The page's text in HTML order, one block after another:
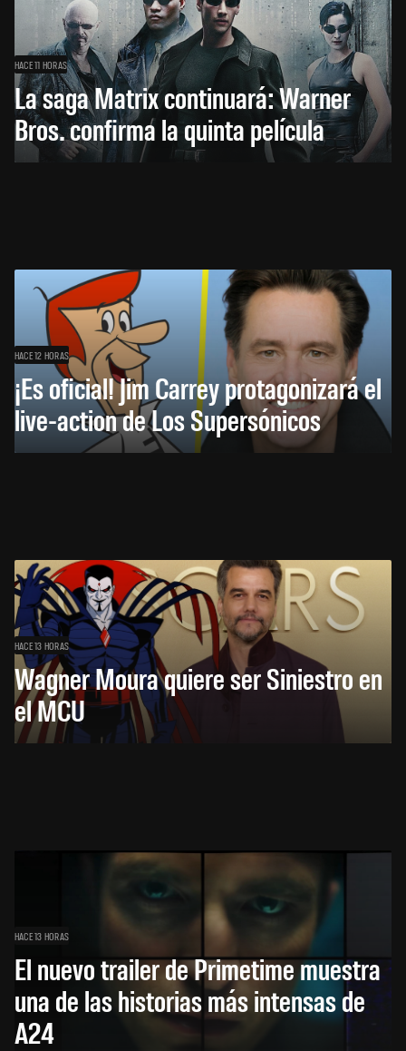
HACE 11 HORAS
La saga Matrix continuará: Warner
Bros. confirma la quinta película
HACE 12 HORAS
¡Es oficial! Jim Carrey protagonizará el
live-action de Los Supersónicos
HACE 13 HORAS
Wagner Moura quiere ser Siniestro en
el MCU
HACE 13 HORAS
El nuevo trailer de Primetime muestra
una de las historias más intensas de
A24